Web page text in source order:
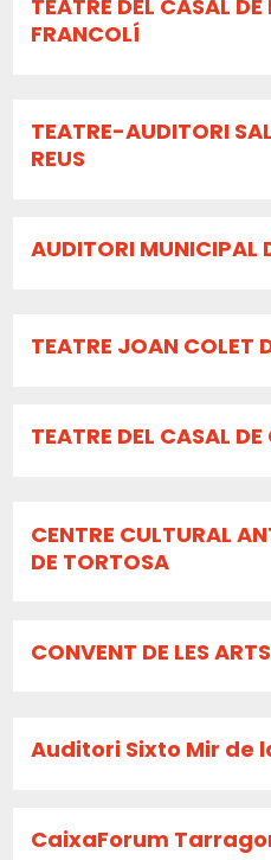
TEATRE DEL CASAL DE
FRANCOLÍ
TEATRE-AUDITORI
REUS
AUDITORI MUNICIPAL
TEATRE JOAN COLET
TEATRE DEL CASAL
CENTRE CULTURAL
DE TORTOSA
CONVENT DE LES
Auditori Sixto Mir de
CaixaForum